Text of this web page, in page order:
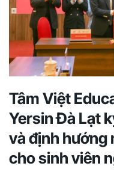
Tâm Việt
Yersin Đà Lạt
và định hướng
cho sinh viên